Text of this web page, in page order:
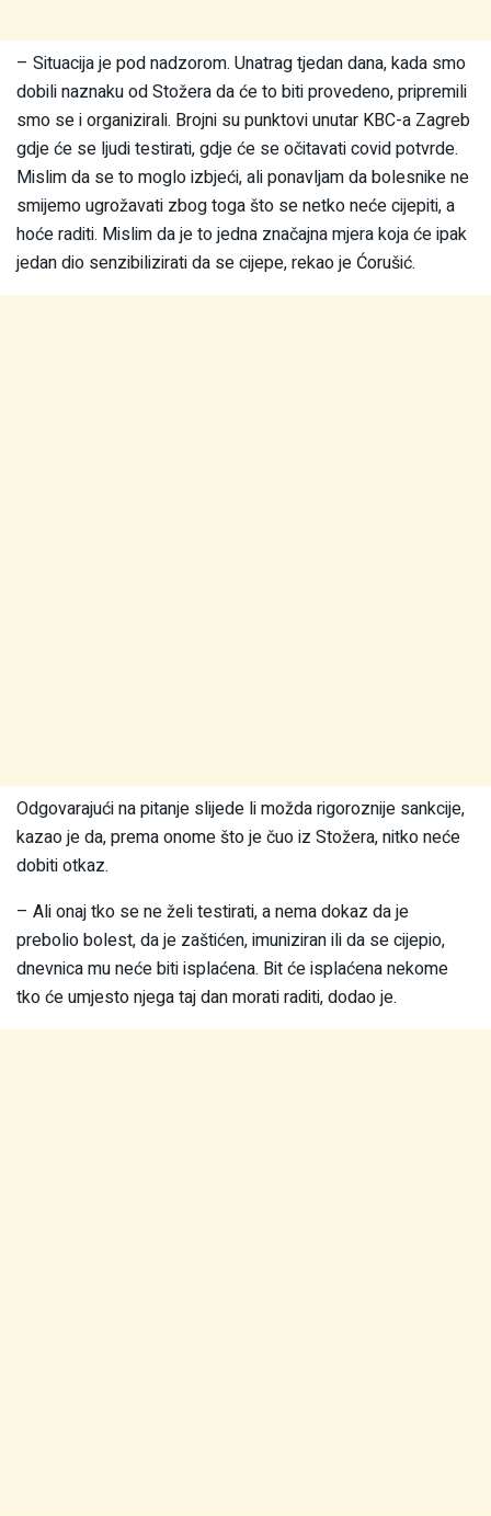
– Situacija je pod nadzorom. Unatrag tjedan dana, kada smo
dobili naznaku od Stožera da će to biti provedeno, pripremili
smo se i organizirali. Brojni su punktovi unutar KBC-a Zagreb
gdje će se ljudi testirati, gdje će se očitavati covid potvrde.
Mislim da se to moglo izbjeći, ali ponavljam da bolesnike ne
smijemo ugrožavati zbog toga što se netko neće cijepiti, a
hoće raditi. Mislim da je to jedna značajna mjera koja će ipak
jedan dio senzibilizirati da se cijepe, rekao je Ćorušić.
Odgovarajući na pitanje slijede li možda rigoroznije sankcije,
kazao je da, prema onome što je čuo iz Stožera, nitko neće
dobiti otkaz.
– Ali onaj tko se ne želi testirati, a nema dokaz da je
prebolio bolest, da je zaštićen, imuniziran ili da se cijepio,
dnevnica mu neće biti isplaćena. Bit će isplaćena nekome
tko će umjesto njega taj dan morati raditi, dodao je.